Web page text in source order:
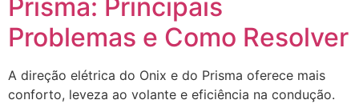
Prisma: Principais
Problemas e Como Resolver
A direção elétrica do Onix e do Prisma oferece mais
conforto, leveza ao volante e eficiência na condução.